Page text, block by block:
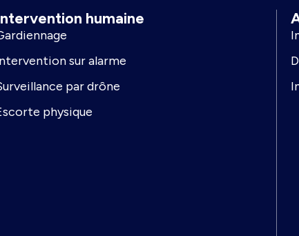
humaine
sur alarme
par drône
physique